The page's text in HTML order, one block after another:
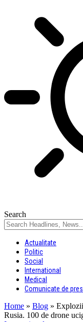
Search
Actualitate
Politic
Social
International
Medical
Comunicate de
Home » Blog »
Rusia. 100 de drone